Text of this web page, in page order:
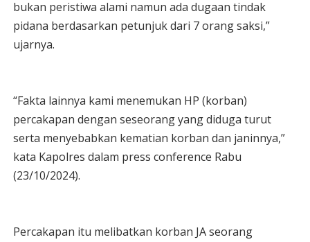
bukan peristiwa alami namun ada dugaan tindak
pidana berdasarkan petunjuk dari 7 orang saksi,”
ujarnya.
“Fakta lainnya kami menemukan HP (korban)
percakapan dengan seseorang yang diduga turut
serta menyebabkan kematian korban dan janinnya,”
kata Kapolres dalam press conference Rabu
(23/10/2024).
Percakapan itu melibatkan korban JA seorang